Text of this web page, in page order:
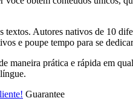
Autores nativos de 10
e poupe tempo para se
maneira prática e rápida em
Guarantee